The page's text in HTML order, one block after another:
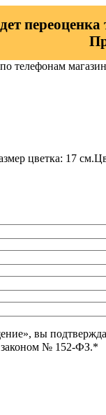
телефонам
цветка: 17
вы
законом № 152-ФЗ.*